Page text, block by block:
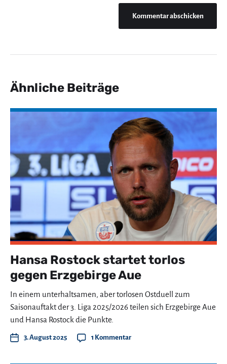
Ähnliche Beiträge
Hansa Rostock startet torlos
gegen Erzgebirge Aue
In einem unterhaltsamen, aber torlosen Ostduell zum
Saisonauftakt der 3. Liga 2025/2026 teilen sich Erzgebirge Aue
und Hansa Rostock die Punkte.
3. August 2025 1 Kommentar